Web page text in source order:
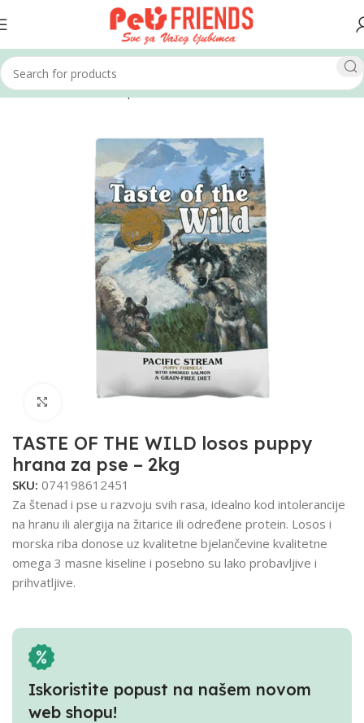
Home Psi Hrana za pse Suha hrana
Click to enlarge
TASTE OF THE WILD losos puppy
hrana za pse – 2kg
SKU: 074198612451
Za štenad i pse u razvoju svih rasa, idealno kod intolerancije
na hranu ili alergija na žitarice ili određene protein. Losos i
morska riba donose uz kvalitetne bjelančevine kvalitetne
omega 3 masne kiseline i posebno su lako probavljive i
prihvatljive.
Iskoristite popust na našem novom
web shopu!